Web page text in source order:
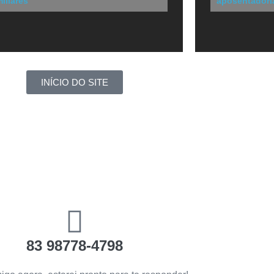
INÍCIO DO SITE
83 98778-4798